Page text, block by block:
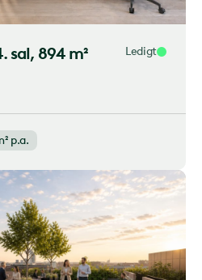
sal, 894 m² Ledigt
p.a.